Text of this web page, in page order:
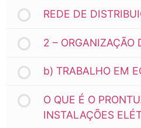
REDE DE
2 – ORGANIZAÇÃO
b) TRABALHO EM
O QUE É O
INSTALAÇÕES